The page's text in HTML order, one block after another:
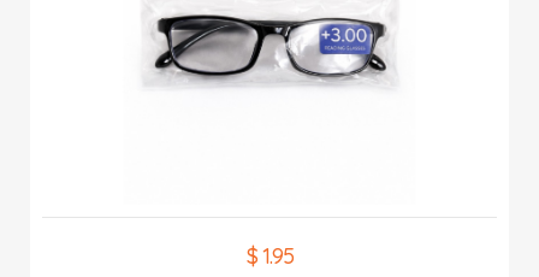
$ 1.95